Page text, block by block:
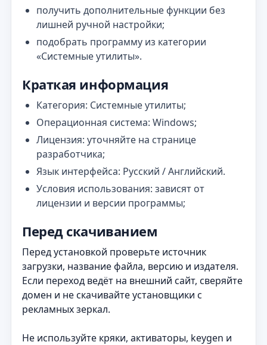
получить дополнительные функции без
лишней ручной настройки;
подобрать программу из категории
«Системные утилиты».
Краткая информация
Категория: Системные утилиты;
Операционная система: Windows;
Лицензия: уточняйте на странице
разработчика;
Язык интерфейса: Русский / Английский.
Условия использования: зависят от
лицензии и версии программы;
Перед скачиванием
Перед установкой проверьте источник
загрузки, название файла, версию и издателя.
Если переход ведёт на внешний сайт, сверяйте
домен и не скачивайте установщики с
рекламных зеркал.
Не используйте кряки, активаторы, keygen и